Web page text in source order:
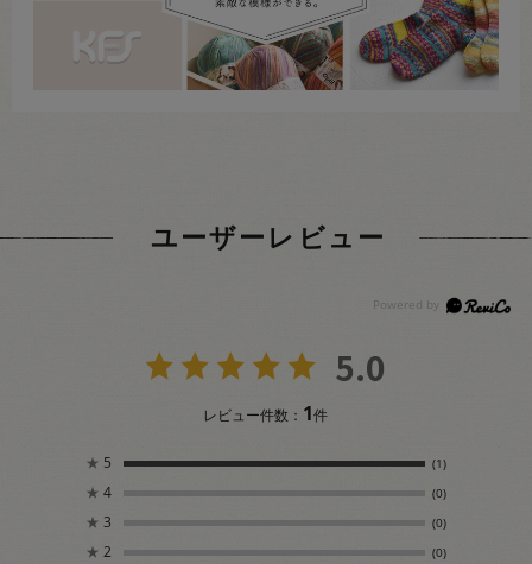
ユーザーレビュー
5.0
レビュー件数： 1件
★ 5 (1)
★ 4 (0)
★ 3 (0)
★ 2 (0)